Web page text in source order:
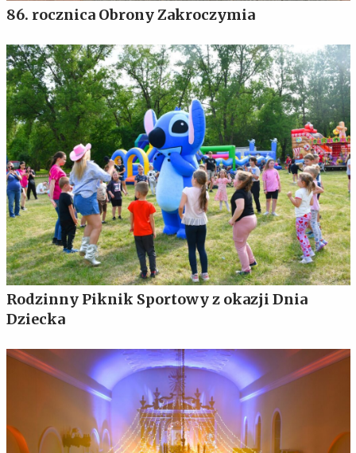
86. rocznica Obrony Zakroczymia
Rodzinny Piknik Sportowy z okazji Dnia
Dziecka